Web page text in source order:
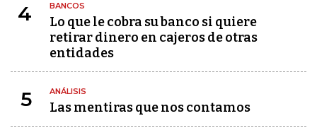
4 BANCOS
Lo que le cobra su banco si quiere
retirar dinero en cajeros de otras
entidades
5 ANÁLISIS
Las mentiras que nos contamos